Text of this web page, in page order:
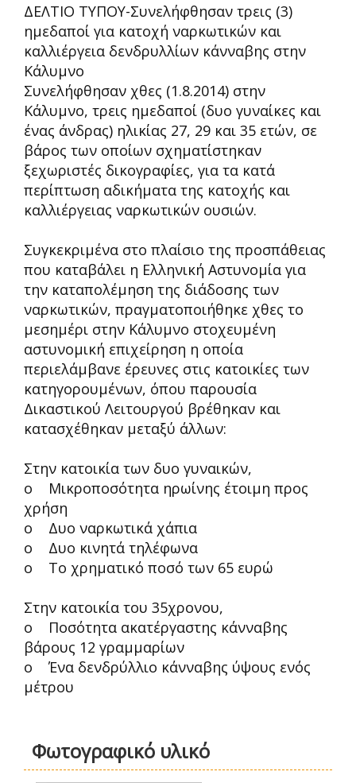
ΔΕΛΤΙΟ ΤΥΠΟΥ-Συνελήφθησαν τρεις (3)
ημεδαποί για κατοχή ναρκωτικών και
καλλιέργεια δενδρυλλίων κάνναβης στην
Κάλυμνο
Συνελήφθησαν χθες (1.8.2014) στην
Κάλυμνο, τρεις ημεδαποί (δυο γυναίκες και
ένας άνδρας) ηλικίας 27, 29 και 35 ετών, σε
βάρος των οποίων σχηματίστηκαν
ξεχωριστές δικογραφίες, για τα κατά
περίπτωση αδικήματα της κατοχής και
καλλιέργειας ναρκωτικών ουσιών.
Συγκεκριμένα στο πλαίσιο της προσπάθειας
που καταβάλει η Ελληνική Αστυνομία για
την καταπολέμηση της διάδοσης των
ναρκωτικών, πραγματοποιήθηκε χθες το
μεσημέρι στην Κάλυμνο στοχευμένη
αστυνομική επιχείρηση η οποία
περιελάμβανε έρευνες στις κατοικίες των
κατηγορουμένων, όπου παρουσία
Δικαστικού Λειτουργού βρέθηκαν και
κατασχέθηκαν μεταξύ άλλων:
Στην κατοικία των δυο γυναικών,
o Μικροποσότητα ηρωίνης έτοιμη προς
χρήση
o Δυο ναρκωτικά χάπια
o Δυο κινητά τηλέφωνα
o Το χρηματικό ποσό των 65 ευρώ
Στην κατοικία του 35χρονου,
o Ποσότητα ακατέργαστης κάνναβης
βάρους 12 γραμμαρίων
o Ένα δενδρύλλιο κάνναβης ύψους ενός
μέτρου
Φωτογραφικό υλικό